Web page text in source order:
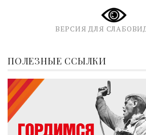
ВЕРСИЯ ДЛЯ
ПОЛЕЗНЫЕ ССЫЛКИ